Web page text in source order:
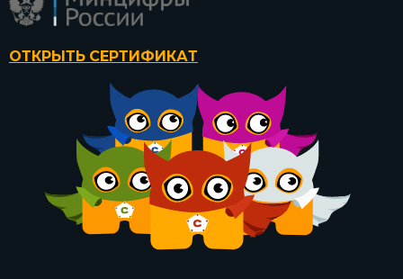
ОТКРЫТЬ СЕРТИФИКАТ